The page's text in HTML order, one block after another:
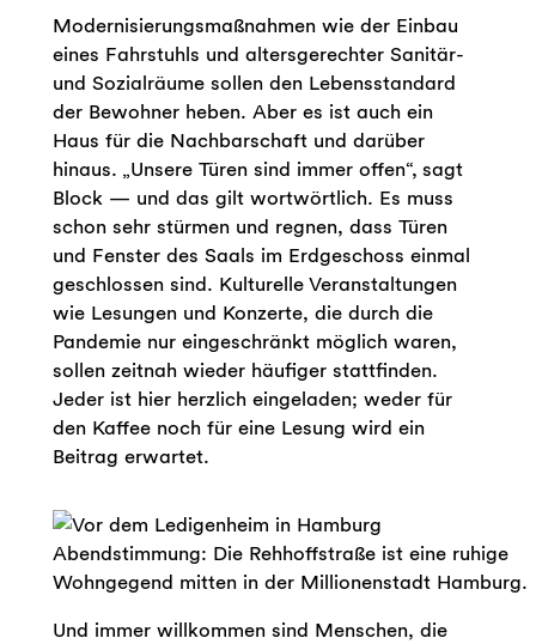
Modernisierungsmaßnahmen wie der Einbau
eines Fahrstuhls und altersgerechter Sanitär-
und Sozialräume sollen den Lebensstandard
der Bewohner heben. Aber es ist auch ein
Haus für die Nachbarschaft und darüber
hinaus. „Unsere Türen sind immer offen“, sagt
Block — und das gilt wortwörtlich. Es muss
schon sehr stürmen und regnen, dass Türen
und Fenster des Saals im Erdgeschoss einmal
geschlossen sind. Kulturelle Veranstaltungen
wie Lesungen und Konzerte, die durch die
Pandemie nur eingeschränkt möglich waren,
sollen zeitnah wieder häufiger stattfinden.
Jeder ist hier herzlich eingeladen; weder für
den Kaffee noch für eine Lesung wird ein
Beitrag erwartet.
Abendstimmung: Die Rehhoffstraße ist eine ruhige
Wohngegend mitten in der Millionenstadt Hamburg.
Und immer willkommen sind Menschen, die